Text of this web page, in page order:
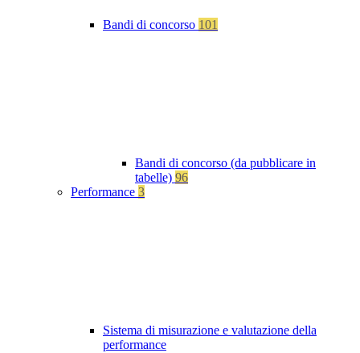
Bandi di concorso 101
Bandi di concorso (da pubblicare in
tabelle) 96
Performance 3
Sistema di misurazione e valutazione della
performance